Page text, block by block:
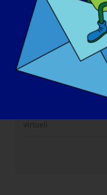
Veranstaltungsort
Virtuell
Veranstalter
MDA